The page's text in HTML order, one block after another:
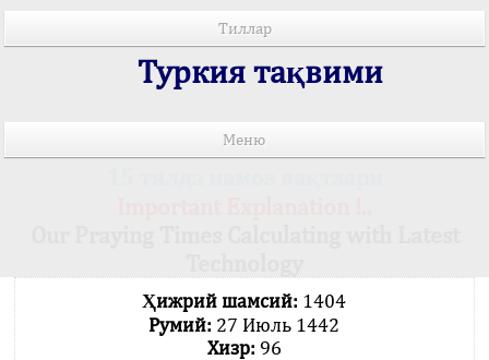
Тиллар
Туркия тақвими
Меню
Ҳижрий шамсий: 1404
Румий: 27 Июль 1442
Хизр: 96